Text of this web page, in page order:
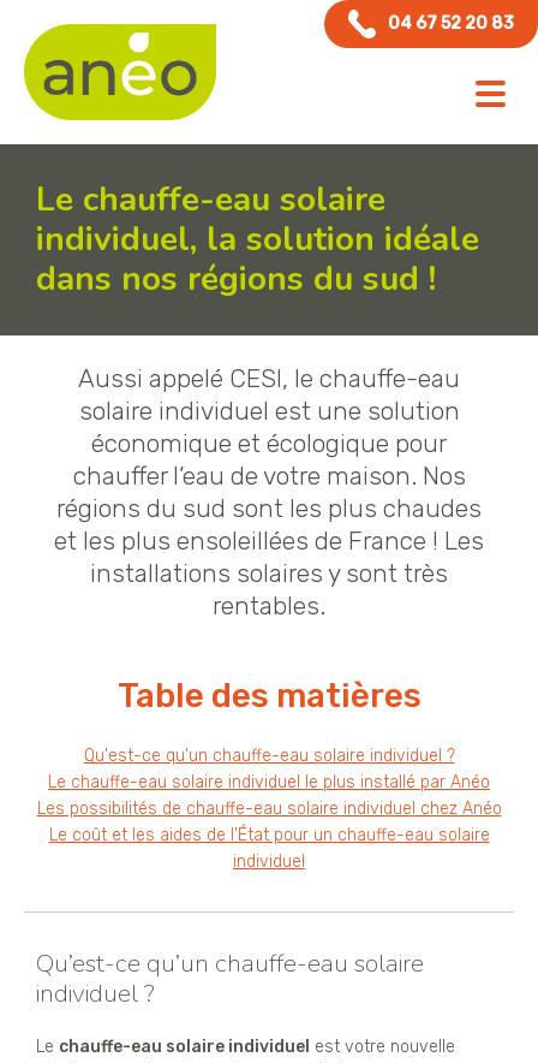
04 67 52 20 83
Le chauffe-eau solaire
individuel, la solution idéale
dans nos régions du sud !
Aussi appelé CESI, le chauffe-eau
solaire individuel est une solution
économique et écologique pour
chauffer l’eau de votre maison. Nos
régions du sud sont les plus chaudes
et les plus ensoleillées de France ! Les
installations solaires y sont très
rentables.
Table des matières
Qu'est-ce qu'un chauffe-eau solaire individuel ?
Le chauffe-eau solaire individuel le plus installé par Anéo
Les possibilités de chauffe-eau solaire individuel chez Anéo
Le coût et les aides de l'État pour un chauffe-eau solaire
individuel
Qu’est-ce qu’un chauffe-eau solaire
individuel ?
Le chauffe-eau solaire individuel est votre nouvelle